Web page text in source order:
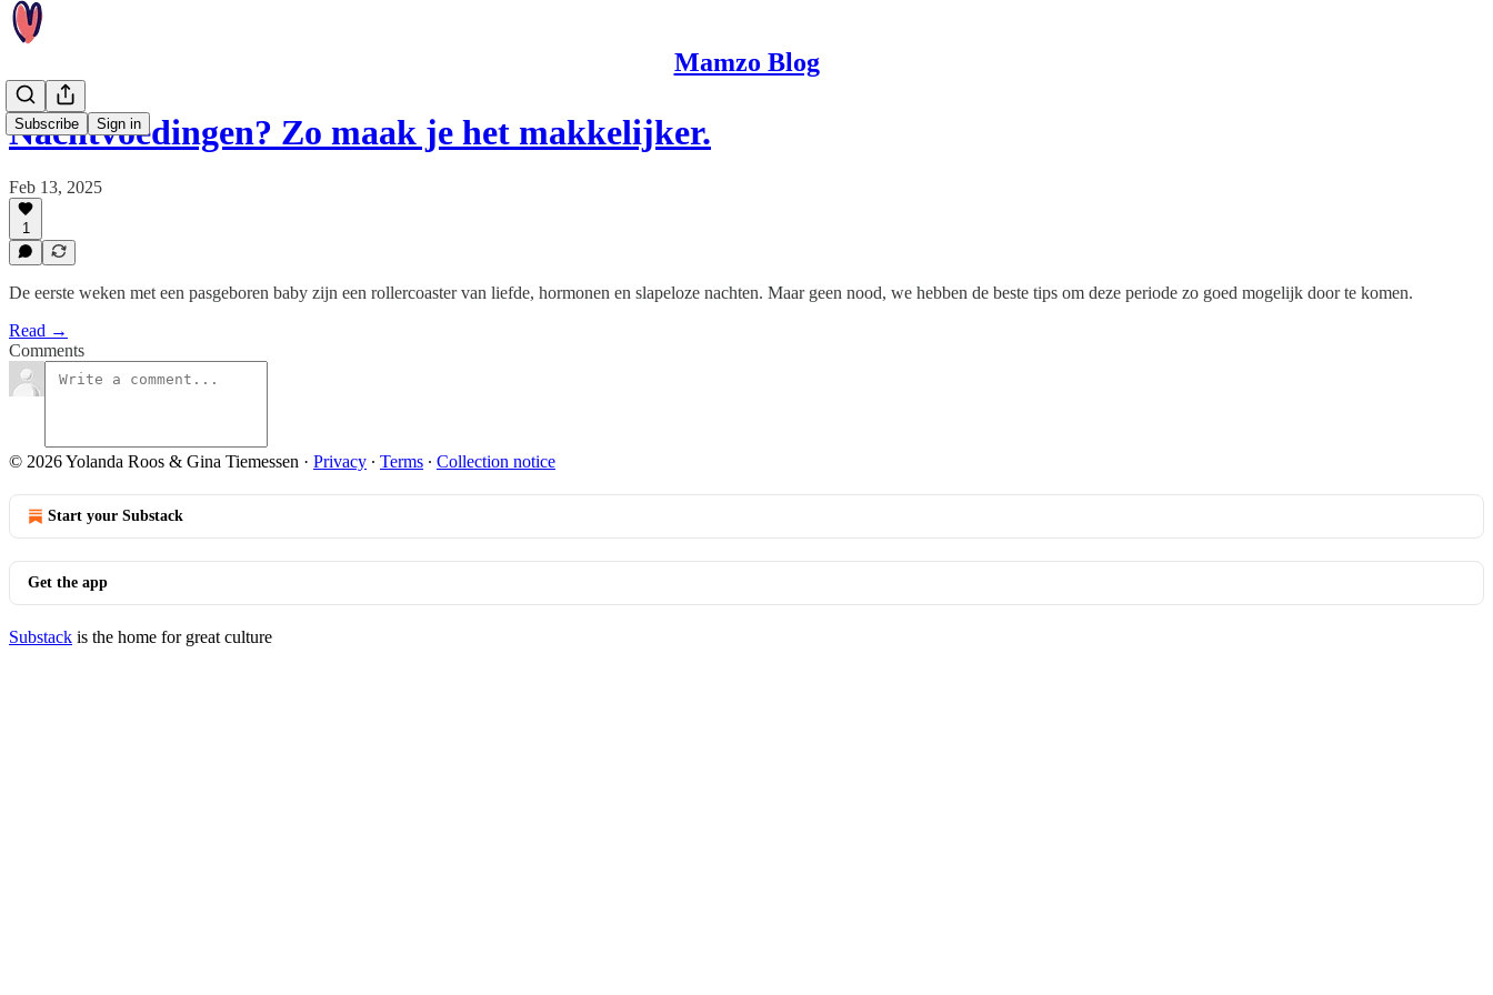
Mamzo Blog
Subscribe Sign in
Nachtvoedingen? Zo maak je het makkelijker.
Feb 13, 2025
1
De eerste weken met een pasgeboren baby zijn een rollercoaster van liefde, hormonen en slapeloze nachten. Maar geen nood, we hebben de beste tips om deze periode zo goed mogelijk door te komen.
Read →
Comments
© 2026 Yolanda Roos & Gina Tiemessen · Privacy ∙ Terms ∙ Collection notice
Start your Substack
Get the app
Substack is the home for great culture